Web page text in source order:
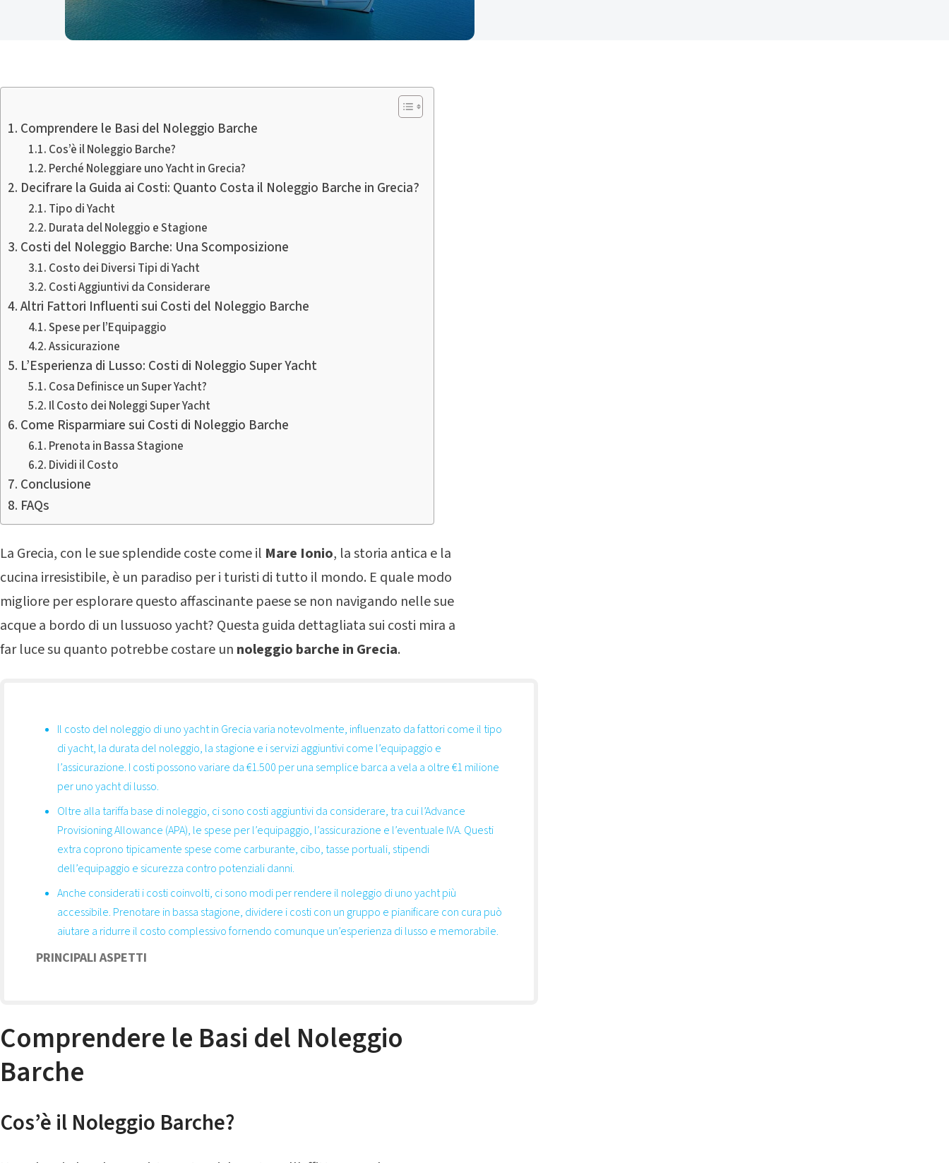
Comprendere le Basi del Noleggio Barche
Cos’è il Noleggio Barche?
Perché Noleggiare uno Yacht in Grecia?
Decifrare la Guida ai Costi: Quanto Costa il Noleggio Barche in Grecia?
Tipo di Yacht
Durata del Noleggio e Stagione
Costi del Noleggio Barche: Una Scomposizione
Costo dei Diversi Tipi di Yacht
Costi Aggiuntivi da Considerare
Altri Fattori Influenti sui Costi del Noleggio Barche
Spese per l’Equipaggio
Assicurazione
L’Esperienza di Lusso: Costi di Noleggio Super Yacht
Cosa Definisce un Super Yacht?
Il Costo dei Noleggi Super Yacht
Come Risparmiare sui Costi di Noleggio Barche
Prenota in Bassa Stagione
Dividi il Costo
Conclusione
FAQs
La Grecia, con le sue splendide coste come il Mare Ionio, la storia antica e la
cucina irresistibile, è un paradiso per i turisti di tutto il mondo. E quale modo
migliore per esplorare questo affascinante paese se non navigando nelle sue
acque a bordo di un lussuoso yacht? Questa guida dettagliata sui costi mira a
far luce su quanto potrebbe costare un noleggio barche in Grecia.
Il costo del noleggio di uno yacht in Grecia varia notevolmente, influenzato da fattori come il tipo
di yacht, la durata del noleggio, la stagione e i servizi aggiuntivi come l’equipaggio e
l’assicurazione. I costi possono variare da €1.500 per una semplice barca a vela a oltre €1 milione
per uno yacht di lusso.
Oltre alla tariffa base di noleggio, ci sono costi aggiuntivi da considerare, tra cui l’Advance
Provisioning Allowance (APA), le spese per l’equipaggio, l’assicurazione e l’eventuale IVA. Questi
extra coprono tipicamente spese come carburante, cibo, tasse portuali, stipendi
dell’equipaggio e sicurezza contro potenziali danni.
Anche considerati i costi coinvolti, ci sono modi per rendere il noleggio di uno yacht più
accessibile. Prenotare in bassa stagione, dividere i costi con un gruppo e pianificare con cura può
aiutare a ridurre il costo complessivo fornendo comunque un’esperienza di lusso e memorabile.
PRINCIPALI ASPETTI
Comprendere le Basi del Noleggio
Barche
Cos’è il Noleggio Barche?